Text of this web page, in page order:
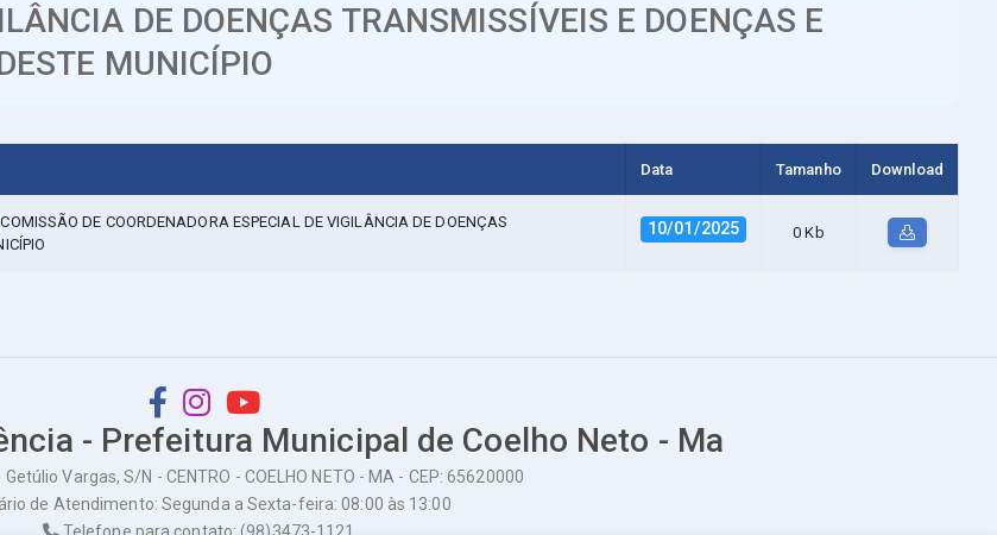
DE DOENÇAS TRANSMISSÍVEIS E DOENÇAS E
MUNICÍPIO
Data Tamanho Download
DE COORDENADORA ESPECIAL DE VIGILÂNCIA DE DOENÇAS
10/01/2025 0 Kb
- Prefeitura Municipal de Coelho Neto - Ma
Vargas, S/N - CENTRO - COELHO NETO - MA - CEP: 65620000
de Atendimento: Segunda a Sexta-feira: 08:00 às 13:00